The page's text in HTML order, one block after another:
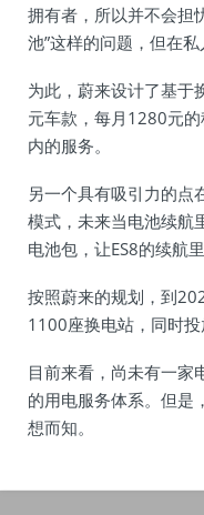
拥有者，所以并不会担
池”这样的问题，但在
为此，蔚来设计了基于
元车款，每月1280元
内的服务。
另一个具有吸引力的点
模式，未来当电池续航
电池包，让ES8的续航
按照蔚来的规划，到
1100座换电站，同时投
目前来看，尚未有一家
的用电服务体系。但是
想而知。